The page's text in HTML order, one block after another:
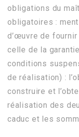
obligations du
obligatoires :
d’œuvre de
celle de la
conditions
de réalisation) :
construire et
réalisation des
caduc et les